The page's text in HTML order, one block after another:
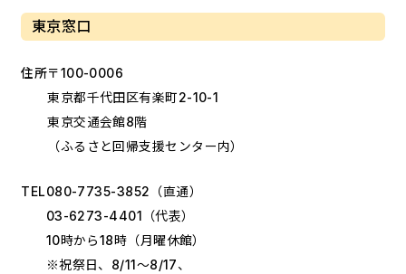
東京窓口
住所〒100-0006
東京都千代田区有楽町2-10-1
東京交通会館8階
（ふるさと回帰支援センター内）
TEL080-7735-3852 （直通）
03-6273-4401
（代表）
10時から18時（月曜休館）
※祝祭日、8/11～8/17、